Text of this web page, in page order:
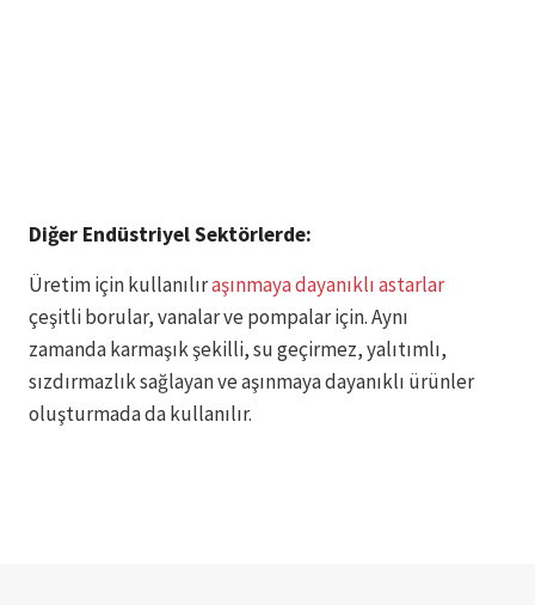
Diğer Endüstriyel Sektörlerde:
Üretim için kullanılıraşınmaya dayanıklı astarlar
çeşitli borular, vanalar ve pompalar için. Aynı
zamanda karmaşık şekilli, su geçirmez, yalıtımlı,
sızdırmazlık sağlayan ve aşınmaya dayanıklı ürünler
oluşturmada da kullanılır.